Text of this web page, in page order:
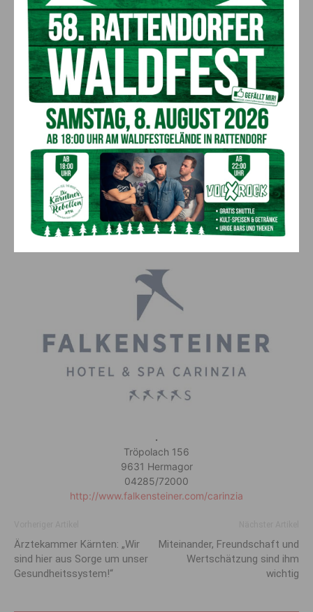
Bereich, eine zusätzliche finnische Sauna und ein
überarbeitetes Lichtkonzept sowie neue Dekoration freuen.
Ankommen und abschalten!
Sich zurückziehen an den neuen Lieblingsplatz am beheizten
Pool, die verschiedenen Saunen ausprobieren und den
Kreislauf beim Kneipen so richtig in Schwung bringen –
wessen Herz für Wellness schlägt, wird diese neu gestalteten
Ruheoasen lieben! Sich eine Auszeit vom Alltag nehmen, mit
Blick auf die malerische Natur zu völliger Entspannung finden
und einfach nur sein.
.
Tröpolach 156
9631 Hermagor
04285/72000
http://www.falkensteiner.com/carinzia
Ärztekammer Kärnten: „Wir
sind hier aus Sorge um unser
Gesundheitssystem!“
Miteinander, Freundschaft und
Wertschätzung sind ihm
wichtig